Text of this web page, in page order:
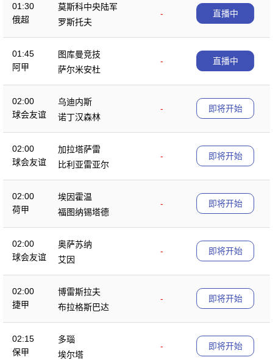
01:30
俄超
莫斯科中央陆军
-
罗斯托夫
直播中
01:45
阿甲
图库曼竞技
-
萨尔米安杜
直播中
02:00
球会友谊
乌迪内斯
-
诺丁汉森林
即将开始
02:00
球会友谊
加拉塔萨雷
-
比利亚雷亚尔
即将开始
02:00
荷甲
埃因霍温
-
福图纳锡塔德
即将开始
02:00
球会友谊
奥萨苏纳
-
艾因
即将开始
02:00
捷甲
博雷斯拉夫
-
布拉格斯巴达
即将开始
02:15
保甲
多瑙
-
埃尔塔
即将开始